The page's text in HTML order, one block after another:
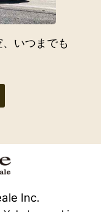
いつまでも
Inc.